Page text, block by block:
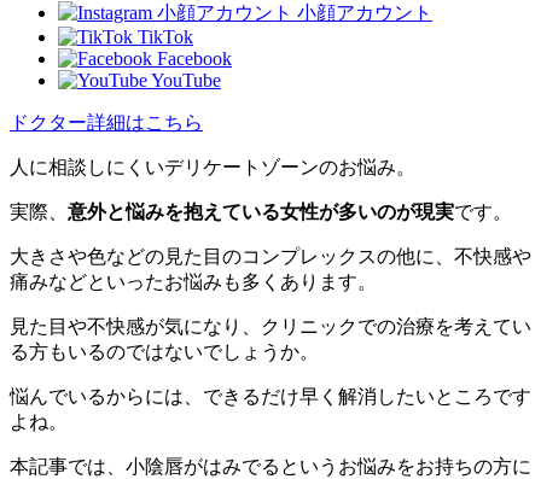
小顔アカウント
TikTok
Facebook
YouTube
ドクター詳細はこちら
人に相談しにくいデリケートゾーンのお悩み。
実際、 意外と悩みを抱えている女性が多いのが現実です。
大きさや色などの見た目のコンプレックスの他に、不快感や
痛みなどといったお悩みも多くあります。
見た目や不快感が気になり、クリニックでの治療を考えてい
る方もいるのではないでしょうか。
悩んでいるからには、できるだけ早く解消したいところです
よね。
本記事では、小陰唇がはみでるというお悩みをお持ちの方に